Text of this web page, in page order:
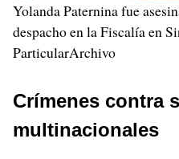
Yolanda Paternina fue
despacho en la Fiscalía en
ParticularArchivo
Crímenes contra
multinacionales